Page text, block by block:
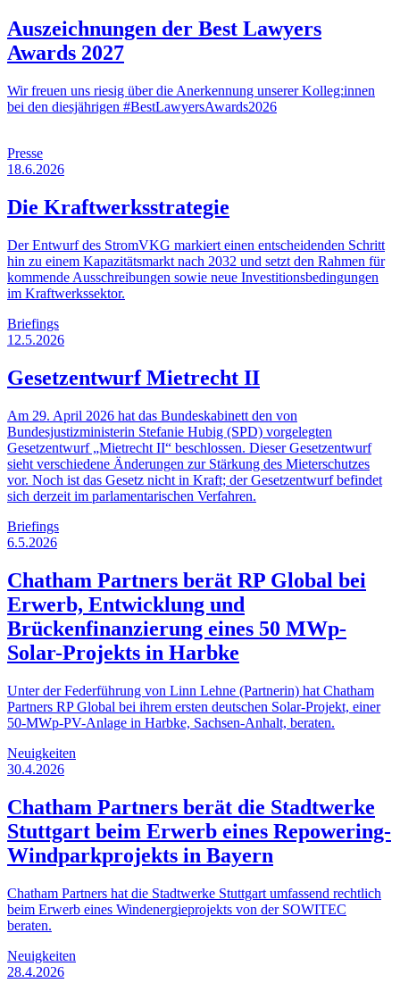
Auszeichnungen der Best Lawyers
Awards 2027
Wir freuen uns riesig über die Anerkennung unserer Kolleg:innen
bei den diesjährigen #BestLawyersAwards2026
Presse
18.6.2026
Die Kraftwerksstrategie
Der Entwurf des StromVKG markiert einen entscheidenden Schritt
hin zu einem Kapazitätsmarkt nach 2032 und setzt den Rahmen für
kommende Ausschreibungen sowie neue Investitionsbedingungen
im Kraftwerkssektor.
Briefings
12.5.2026
Gesetzentwurf Mietrecht II
Am 29. April 2026 hat das Bundeskabinett den von
Bundesjustizministerin Stefanie Hubig (SPD) vorgelegten
Gesetzentwurf „Mietrecht II“ beschlossen. Dieser Gesetzentwurf
sieht verschiedene Änderungen zur Stärkung des Mieterschutzes
vor. Noch ist das Gesetz nicht in Kraft; der Gesetzentwurf befindet
sich derzeit im parlamentarischen Verfahren.
Briefings
6.5.2026
Chatham Partners berät RP Global bei
Erwerb, Entwicklung und
Brückenfinanzierung eines 50 MWp-
Solar-Projekts in Harbke
Unter der Federführung von Linn Lehne (Partnerin) hat Chatham
Partners RP Global bei ihrem ersten deutschen Solar-Projekt, einer
50-MWp-PV-Anlage in Harbke, Sachsen-Anhalt, beraten.
Neuigkeiten
30.4.2026
Chatham Partners berät die Stadtwerke
Stuttgart beim Erwerb eines Repowering-
Windparkprojekts in Bayern
Chatham Partners hat die Stadtwerke Stuttgart umfassend rechtlich
beim Erwerb eines Windenergieprojekts von der SOWITEC
beraten.
Neuigkeiten
28.4.2026